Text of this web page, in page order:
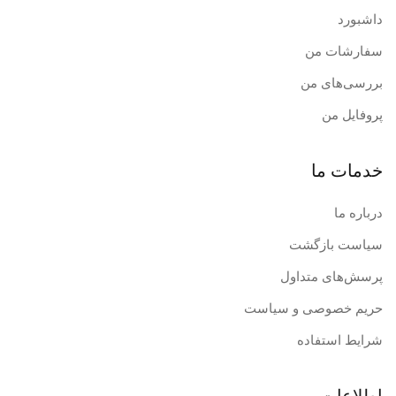
خود را با مقادیر بسیار آب شستشو دهید و در اسرع وقت بهداشبورد
سفارشات من
بررسی‌های من
پروفایل من
خدمات ما
درباره ما
سیاست بازگشت
پرسش‌های متداول
حریم خصوصی و سیاست
شرایط استفاده